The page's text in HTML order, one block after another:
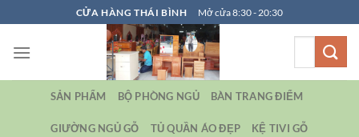
qua
nội
CỬA HÀNG THÁI BÌNH Mở cửa 8:30 - 20:30
SẢN PHẨM BỘ PHÒNG NGỦ BÀN TRANG ĐIỂM
GIƯỜNG NGỦ GỖ TỦ QUẦN ÁO ĐẸP KỆ TIVI GỖ